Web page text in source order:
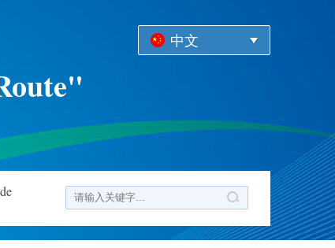
中文